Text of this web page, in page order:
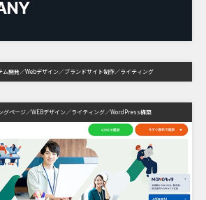
ム開発 Webデザイン ブランドサイト制作 ライティング
グページ WEBデザイン ライティング WordPress構築